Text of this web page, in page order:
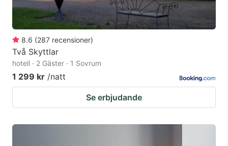
8.6 (287 recensioner)
Två Skyttlar
hotell · 2 Gäster · 1 Sovrum
1 299 kr /natt
Se erbjudande